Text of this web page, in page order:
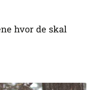
hvor de skal